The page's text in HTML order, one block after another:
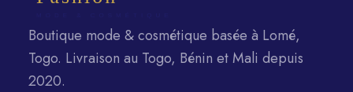
Boutique mode & cosmétique basée à Lomé,
Togo. Livraison au Togo, Bénin et Mali depuis
2020.